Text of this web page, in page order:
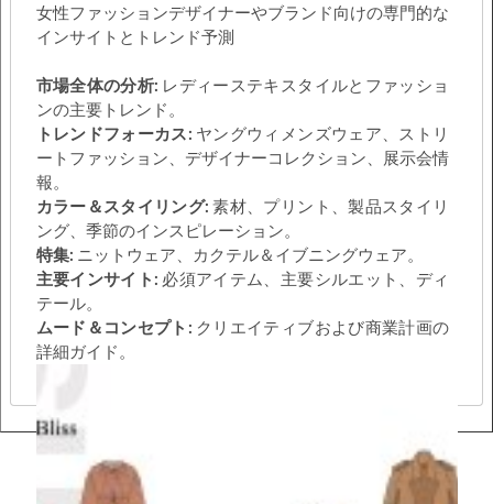
女性ファッションデザイナーやブランド向けの専門的な
インサイトとトレンド予測
市場全体の分析:レディーステキスタイルとファッショ
ンの主要トレンド。
トレンドフォーカス:ヤングウィメンズウェア、ストリ
ートファッション、デザイナーコレクション、展示会情
報。
カラー＆スタイリング: 素材、プリント、製品スタイリ
ング、季節のインスピレーション。
特集:ニットウェア、カクテル＆イブニングウェア。
主要インサイト:必須アイテム、主要シルエット、ディ
テール。
ムード＆コンセプト:クリエイティブおよび商業計画の
詳細ガイド。